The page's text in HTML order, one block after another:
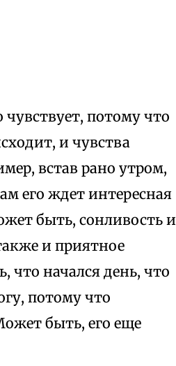
потому что
и чувства
встав рано утром,
его ждет интересная
быть, сонливость и
и приятное
что начался день, что
потому что
быть, его еще